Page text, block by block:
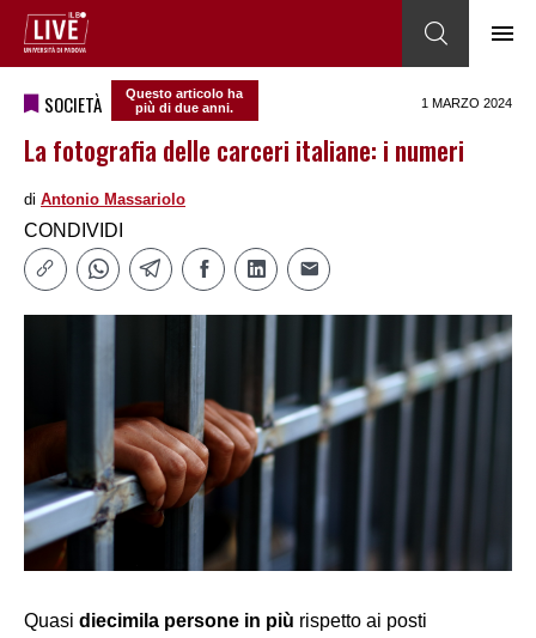
SOCIETÀ
Questo articolo ha
più di due anni.
1 MARZO 2024
La fotografia delle carceri italiane: i numeri
di Antonio Massariolo
CONDIVIDI
Quasi diecimila persone in più rispetto ai posti